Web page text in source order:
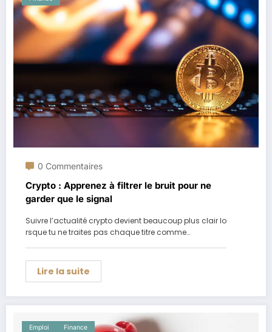
0 Commentaires
Crypto : Apprenez à filtrer le bruit pour ne
garder que le signal
Suivre l’actualité crypto devient beaucoup plus clair lo
rsque tu ne traites pas chaque titre comme…
Lire la suite
Emploi Finance